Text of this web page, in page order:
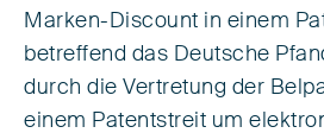
Marken-Discount in einem
betreffend das Deutsche
durch die Vertretung der
einem Patentstreit um